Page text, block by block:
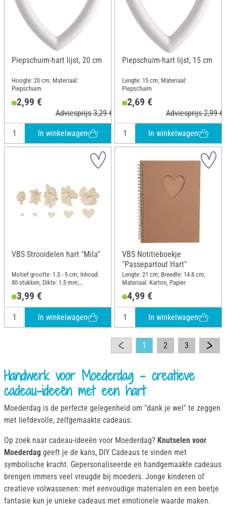
Piepschuim-hart lijst, 20 cm
Hoogte: 20 cm; Materiaal:
Piepschuim
2,99 €
Adviesprijs 3,29 €
In winkelwagen
Piepschuim-hart lijst, 15 cm
Lengte: 15 cm; Materiaal:
Piepschuim
2,69 €
Adviesprijs 2,99 €
In winkelwagen
VBS Strooidelen hart "Mila"
Motief grootte: 1.5 - 5 cm; Inhoud:
80 stukken; Dikte: 1.5 mm;
3,99 €
In winkelwagen
VBS Notitieboekje
"Passepartout Hart"
Lengte: 21 cm; Breedte: 14.8 cm;
Materiaal: Karton, Papier
4,99 €
In winkelwagen
1 2 3
Handwerk voor Moederdag - creatieve
cadeau-ideeën met een hart
Moederdag is de perfecte gelegenheid om "dank je wel" te zeggen
met liefdevolle, zelfgemaakte cadeaus.
Op zoek naar cadeau-ideeën voor Moederdag? Knutselen voor
Moederdag geeft je de kans, DIY Cadeaus te vinden met
symbolische kracht. Gepersonaliseerde en handgemaakte cadeaus
brengen immers veel vreugde bij moeders. Jonge kinderen of
creatieve volwassenen: met eenvoudige materialen en een beetje
fantasie kun je unieke cadeaus met emotionele waarde maken.